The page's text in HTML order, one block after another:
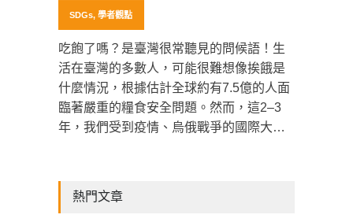
SDGs, 學者觀點
吃飽了嗎？是臺灣很常聽見的問候語！生
活在臺灣的多數人，可能很難想像挨餓是
什麼情況，根據估計全球約有7.5億的人面
臨著嚴重的糧食安全問題。然而，這2–3
年，我們受到疫情、烏俄戰爭的國際大事
幸能邀請到，中央研究院經濟研究所研究
熱門文章